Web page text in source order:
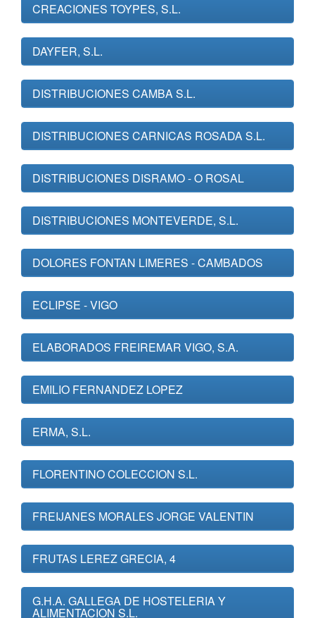
CREACIONES TOYPES, S.L.
DAYFER, S.L.
DISTRIBUCIONES CAMBA S.L.
DISTRIBUCIONES CARNICAS ROSADA S.L.
DISTRIBUCIONES DISRAMO - O ROSAL
DISTRIBUCIONES MONTEVERDE, S.L.
DOLORES FONTAN LIMERES - CAMBADOS
ECLIPSE - VIGO
ELABORADOS FREIREMAR VIGO, S.A.
EMILIO FERNANDEZ LOPEZ
ERMA, S.L.
FLORENTINO COLECCION S.L.
FREIJANES MORALES JORGE VALENTIN
FRUTAS LEREZ GRECIA, 4
G.H.A. GALLEGA DE HOSTELERIA Y
ALIMENTACION S.L.